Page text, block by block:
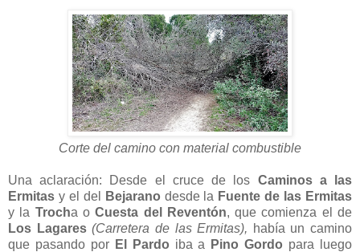
Corte del camino con material combustible
Una aclaración: Desde el cruce de los Caminos a las
Ermitas y el del Bejarano desde la Fuente de las Ermitas
y la Trocha oCuesta del Reventón, que comienza el de
Los Lagares (Carretera de las Ermitas), había un camino
que pasando por El Pardo iba a Pino Gordo para luego